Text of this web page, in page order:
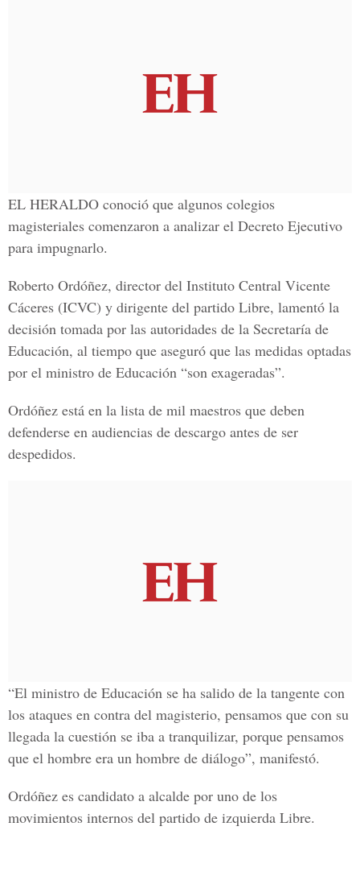
EL HERALDO conoció que algunos colegios
magisteriales comenzaron a analizar el Decreto Ejecutivo
para impugnarlo.
Roberto Ordóñez, director del Instituto Central Vicente
Cáceres (ICVC) y dirigente del partido Libre, lamentó la
decisión tomada por las autoridades de la Secretaría de
Educación, al tiempo que aseguró que las medidas optadas
por el ministro de Educación “son exageradas”.
Ordóñez está en la lista de mil maestros que deben
defenderse en audiencias de descargo antes de ser
despedidos.
“El ministro de Educación se ha salido de la tangente con
los ataques en contra del magisterio, pensamos que con su
llegada la cuestión se iba a tranquilizar, porque pensamos
que el hombre era un hombre de diálogo”, manifestó.
Ordóñez es candidato a alcalde por uno de los
movimientos internos del partido de izquierda Libre.